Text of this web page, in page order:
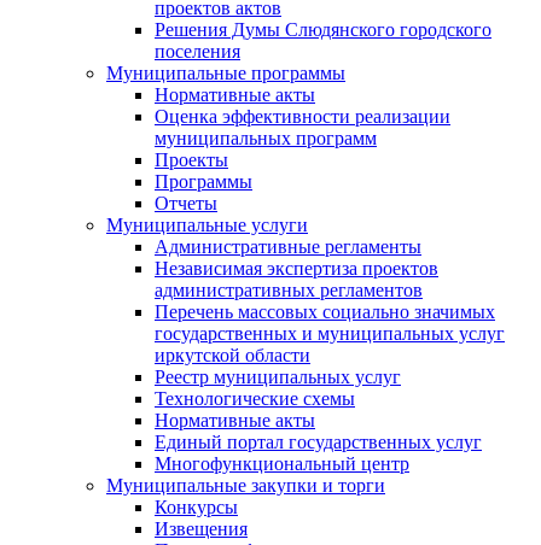
проектов актов
Решения Думы Слюдянского городского
поселения
Муниципальные программы
Нормативные акты
Оценка эффективности реализации
муниципальных программ
Проекты
Программы
Отчеты
Муниципальные услуги
Административные регламенты
Независимая экспертиза проектов
административных регламентов
Перечень массовых социально значимых
государственных и муниципальных услуг
иркутской области
Реестр муниципальных услуг
Технологические схемы
Нормативные акты
Единый портал государственных услуг
Многофункциональный центр
Муниципальные закупки и торги
Конкурсы
Извещения